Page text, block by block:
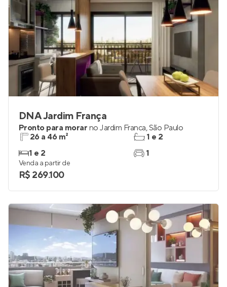
DNA Jardim França
Pronto para morar no Jardim Franca,São Paulo
26 a 46 m²
1 e 2
1 e 2
1
Venda a partir de
R$ 269.100